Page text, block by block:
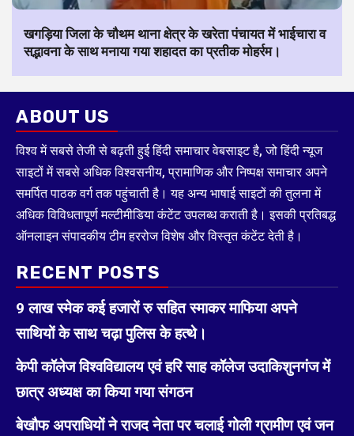
खगड़िया जिला के चौथम थाना क्षेत्र के खरेता पंचायत में भाईचारा व
सद्भावना के साथ मनाया गया शहादत का प्रतीक मोहर्रम।
ABOUT US
विश्व में सबसे तेजी से बढ़ती हुई हिंदी समाचार वेबसाइट है, जो हिंदी न्यूज
साइटों में सबसे अधिक विश्वसनीय, प्रामाणिक और निष्पक्ष समाचार अपने
समर्पित पाठक वर्ग तक पहुंचाती है। यह अन्य भाषाई साइटों की तुलना में
अधिक विविधतापूर्ण मल्टीमीडिया कंटेंट उपलब्ध कराती है। इसकी प्रतिबद्ध
ऑनलाइन संपादकीय टीम हररोज विशेष और विस्तृत कंटेंट देती है।
RECENT POSTS
9 लाख स्मेक कई हजारों रु सहित स्माकर माफिया अपने
साथियों के साथ चढ़ा पुलिस के हत्थे।
केपी कॉलेज विश्वविद्यालय एवं हरि साह कॉलेज उदाकिशुनगंज में
छात्र अध्यक्ष का किया गया संगठन
बेखौफ अपराधियों ने राजद नेता पर चलाई गोली ग्रामीण एवं जन